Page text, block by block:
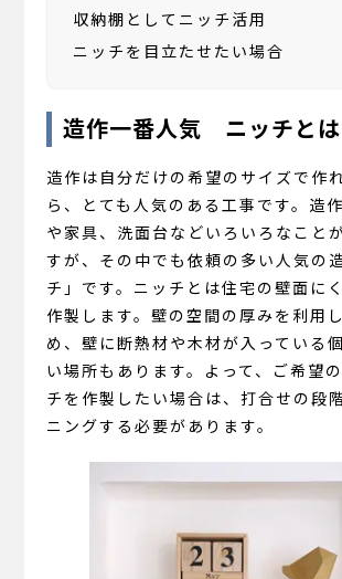
収納棚としてニッチ活用
ニッチを目立たせたい場合
造作一番人気 ニッチとは
造作は自分だけの希望のサイズで作
ら、とても人気のある工事です。造
や家具、洗面台などいろいろなこと
すが、その中でも依頼の多い人気の
チ」です。ニッチとは住宅の壁面に
作製します。壁の空間の厚みを利用
め、壁に断熱材や木材が入っている
い場所もあります。よって、ご希望
チを作製したい場合は、打合せの段
ニングする必要があります。